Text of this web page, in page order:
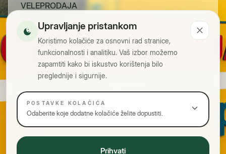
VELEPRODAJA
IZV
CE
Kontakt
info@poly.ba
Tel: +387 35 783 000
Fax: +387 35 783 001
Upravljanje pristankom
Koristimo kolačiće za osnovni rad stranice,
funkcionalnosti i analitiku. Vaš izbor možemo
zapamtiti kako bi iskustvo korištenja bilo
preglednije i sigurnije.
POSTAVKE KOLAČIĆA
Odaberite koje dodatne kolačiće želite dopustiti.
Prihvati